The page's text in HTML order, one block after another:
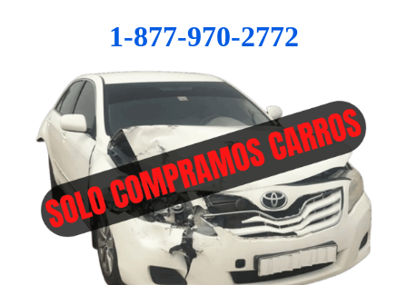
1-877-970-2772